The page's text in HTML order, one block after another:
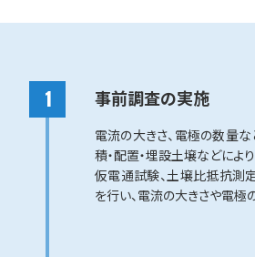
事前調査の実施
電流の大きさ、電極の数量
積・配置・埋設土壌などによ
仮電通試験、土壌比抵抗測
を行い、電流の大きさや電極